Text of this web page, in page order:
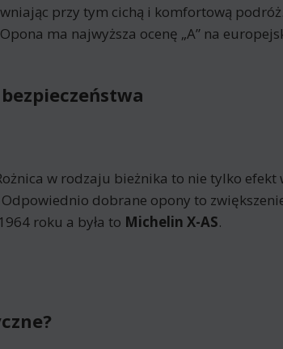
przy tym cichą i komfortową podróż.
ma najwyższa ocenę „A” na
w rodzaju bieżnika to nie tylko efekt
dobrane opony to
roku a była to Michelin X-AS.